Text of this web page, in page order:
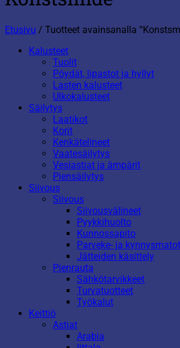
Etusivu / Tuotteet avainsanalla
Kalusteet
Tuolit
Pöydät, lipastot ja hyllyt
Lasten kalusteet
Ulkokalusteet
Säilytys
Laatikot
Korit
Kenkätelineet
Vaatesäilytys
Vesiastiat ja ämpärit
Piensäilytys
Siivous
Siivous
Siivousvälineet
Pyykkihuolto
Kunnossapito
Parveke- ja kynnysmatot
Jätteiden käsittely
Pienrauta
Sähkötarvikkeet
Turvatuotteet
Työkalut
Keittiö
Astiat
Arabia